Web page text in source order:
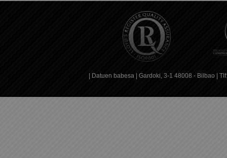
| Datuen babesa | Gardoki, 3-1 48008 - Bilbao |